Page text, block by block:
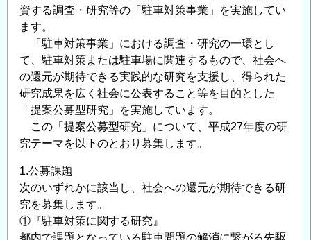
都
市
を
支
え
る
地
質
地
の
情
報
整
資する調査・研究等の「駐車対策事業」を実施してい
ます。
「駐車対策事業」における調査・研究の一環とし
て、駐車対策または駐車場に関連するもので、社会へ
の還元が期待できる実践的な研究を支援し、得られた
研究成果を広く社会に公表すること等を目的とした
「提案公募型研究」を実施しています。
この「提案公募型研究」について、平成27年度の研
究テーマを以下のとおり募集します。
1.公募課題
次のいずれかに該当し、社会への還元が期待できる研
究を募集します。
①『駐車対策に関する研究』
都内で課題となっている駐車問題の解消に繋がる先駆